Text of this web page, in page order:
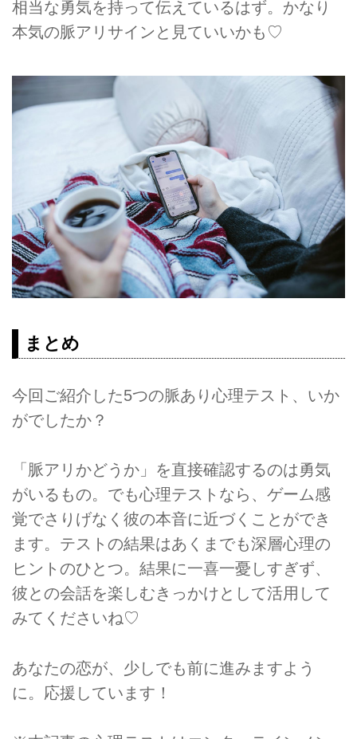
相当な勇気を持って伝えているはず。かなり
本気の脈アリサインと見ていいかも♡
まとめ
今回ご紹介した5つの脈あり心理テスト、いか
がでしたか？
「脈アリかどうか」を直接確認するのは勇気
がいるもの。でも心理テストなら、ゲーム感
覚でさりげなく彼の本音に近づくことができ
ます。テストの結果はあくまでも深層心理の
ヒントのひとつ。結果に一喜一憂しすぎず、
彼との会話を楽しむきっかけとして活用して
みてくださいね♡
あなたの恋が、少しでも前に進みますよう
に。応援しています！